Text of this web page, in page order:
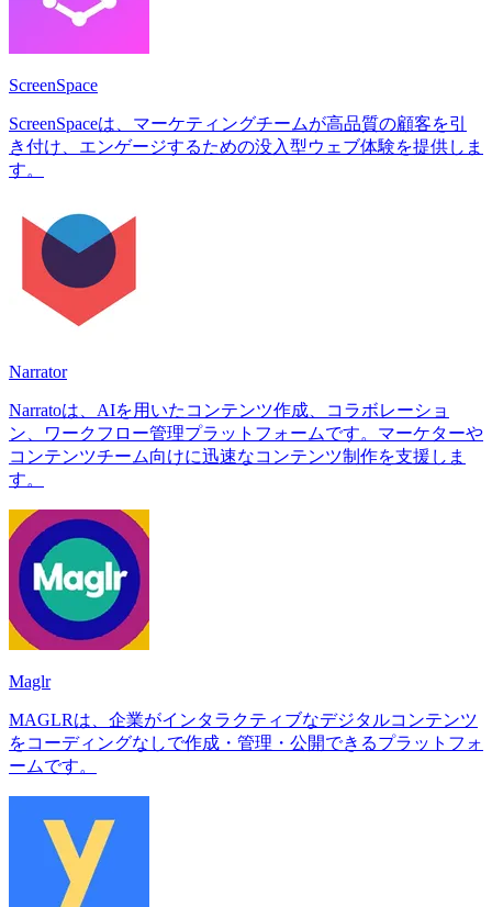
ScreenSpace
ScreenSpaceは、マーケティングチームが高品質の顧客を引
き付け、エンゲージするための没入型ウェブ体験を提供しま
す。
Narrator
Narratoは、AIを用いたコンテンツ作成、コラボレーショ
ン、ワークフロー管理プラットフォームです。マーケターや
コンテンツチーム向けに迅速なコンテンツ制作を支援しま
す。
Maglr
MAGLRは、企業がインタラクティブなデジタルコンテンツ
をコーディングなしで作成・管理・公開できるプラットフォ
ームです。